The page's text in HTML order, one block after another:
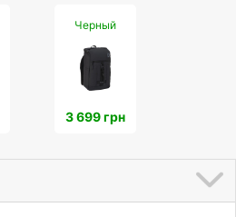
Черный
3 699 грн